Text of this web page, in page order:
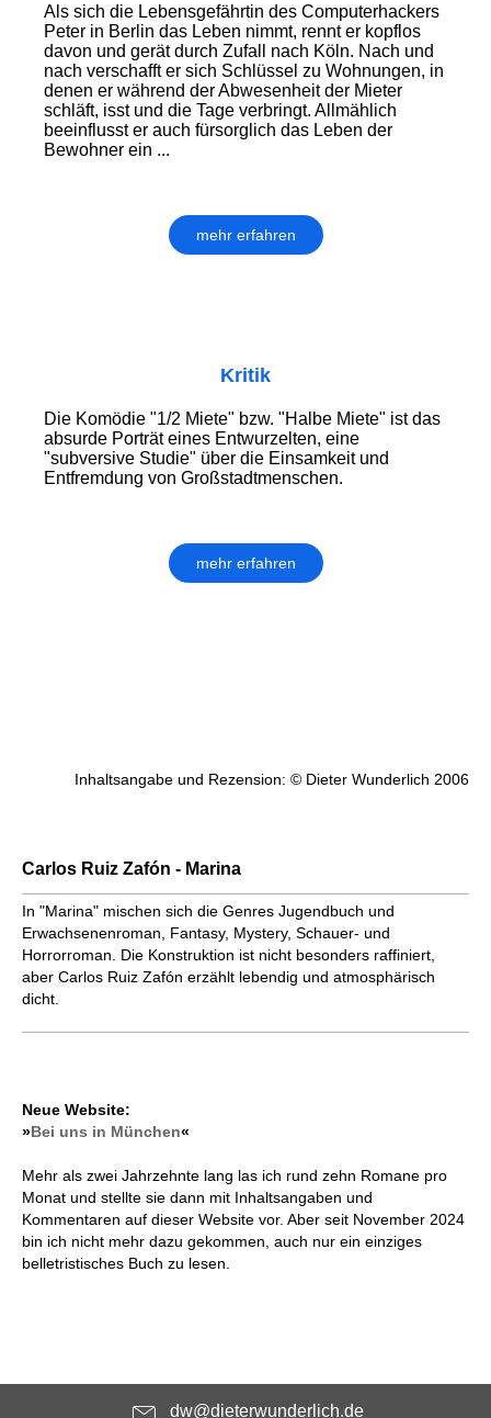
Als sich die Lebensgefährtin des Computerhackers
Peter in Berlin das Leben nimmt, rennt er kopflos
davon und gerät durch Zufall nach Köln. Nach und
nach verschafft er sich Schlüssel zu Wohnungen, in
denen er während der Abwesenheit der Mieter
schläft, isst und die Tage verbringt. Allmählich
beeinflusst er auch fürsorglich das Leben der
Bewohner ein ...
mehr erfahren
Kritik
Die Komödie "1/2 Miete" bzw. "Halbe Miete" ist das
absurde Porträt eines Entwurzelten, eine
"subversive Studie" über die Einsamkeit und
Entfremdung von Großstadtmenschen.
mehr erfahren
Inhaltsangabe und Rezension: © Dieter Wunderlich 2006
Carlos Ruiz Zafón - Marina
In "Marina" mischen sich die Genres Jugendbuch und
Erwachsenenroman, Fantasy, Mystery, Schauer- und
Horrorroman. Die Konstruktion ist nicht besonders raffiniert,
aber Carlos Ruiz Zafón erzählt lebendig und atmosphärisch
dicht.
Neue Website:
»Bei uns in München«
Mehr als zwei Jahrzehnte lang las ich rund zehn Romane pro
Monat und stellte sie dann mit Inhaltsangaben und
Kommentaren auf dieser Website vor. Aber seit November 2024
bin ich nicht mehr dazu gekommen, auch nur ein einziges
belletristisches Buch zu lesen.
dw@dieterwunderlich.de